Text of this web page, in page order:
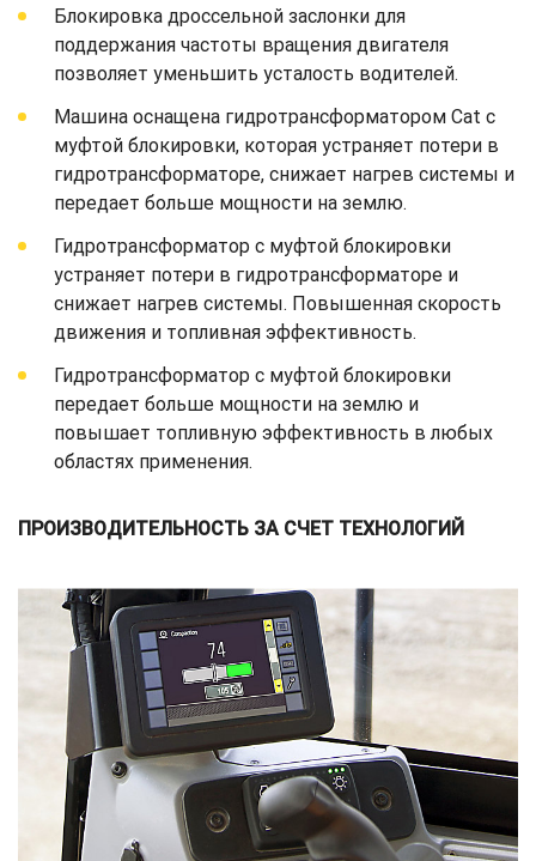
Блокировка дроссельной заслонки для
поддержания частоты вращения двигателя
позволяет уменьшить усталость водителей.
Машина оснащена гидротрансформатором Cat с
муфтой блокировки, которая устраняет потери в
гидротрансформаторе, снижает нагрев системы и
передает больше мощности на землю.
Гидротрансформатор с муфтой блокировки
устраняет потери в гидротрансформаторе и
снижает нагрев системы. Повышенная скорость
движения и топливная эффективность.
Гидротрансформатор с муфтой блокировки
передает больше мощности на землю и
повышает топливную эффективность в любых
областях применения.
ПРОИЗВОДИТЕЛЬНОСТЬ ЗА СЧЕТ ТЕХНОЛОГИЙ